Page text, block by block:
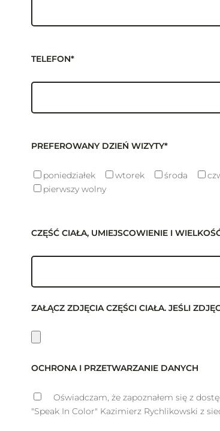
TELEFON*
PREFEROWANY DZIEŃ WIZYTY*
poniedziałek wtorek środa
pierwszy wolny
CZĘŚĆ CIAŁA, UMIEJSCOWIENIE I
ZAŁĄCZ ZDJĘCIA CZĘŚCI CIAŁA. JEŚLI
OCHRONA I PRZETWARZANIE DANYCH
Oświadczam, że zapoznałem się z
"Speak In Color" Kazimierz Rychlikowski z